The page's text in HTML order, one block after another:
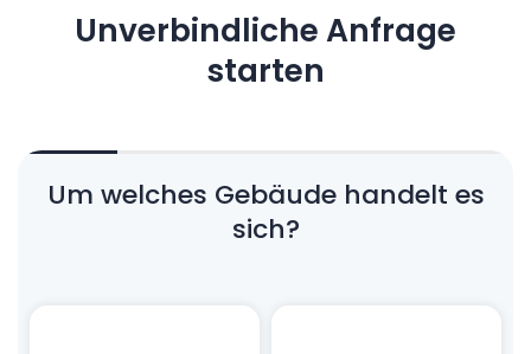
Unverbindliche Anfrage
starten